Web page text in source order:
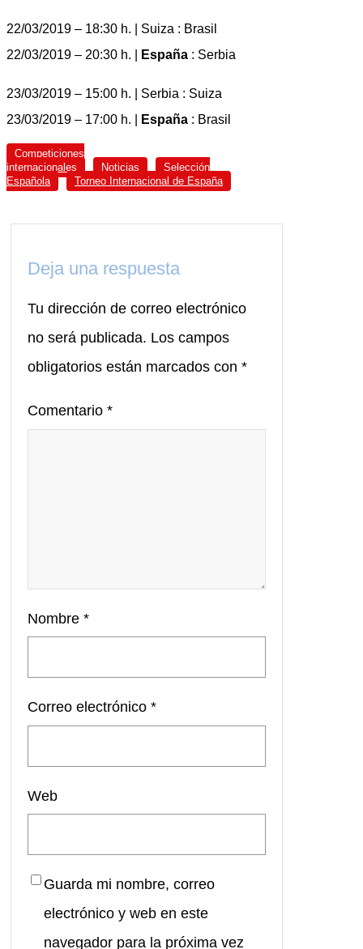
22/03/2019 – 18:30 h. | Suiza : Brasil
22/03/2019 – 20:30 h. |
España : Serbia
23/03/2019 – 15:00 h. | Serbia : Suiza
23/03/2019 – 17:00 h. |
España : Brasil
Competiciones
internacionales
Noticias
Selección
Española
Torneo Internacional de España
Deja una respuesta
Tu dirección de correo electrónico
no será publicada. Los campos
obligatorios están marcados con *
Comentario *
Nombre *
Correo electrónico *
Web
Guarda mi nombre, correo
electrónico y web en este
navegador para la próxima vez